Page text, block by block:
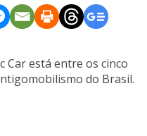
Car está entre os cinco
do Brasil.